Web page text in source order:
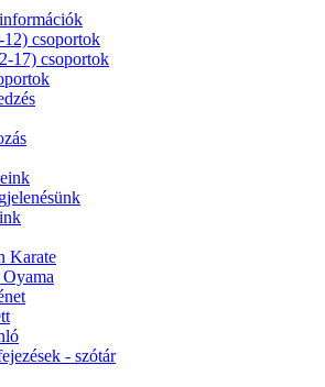
csoportok
17) csoportok
Karate
- szótár